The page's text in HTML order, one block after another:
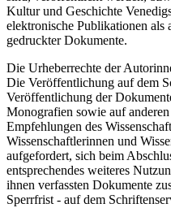
Kultur und Geschichte
elektronische Publikationen als
gedruckter Dokumente.
Die Urheberrechte der
Die Veröffentlichung auf dem
Veröffentlichung der
Monografien sowie auf
Empfehlungen des
Wissenschaftlerinnen und
aufgefordert, sich beim
entsprechendes weiteres
ihnen verfassten Dokumente
Sperrfrist - auf dem